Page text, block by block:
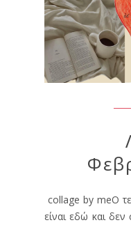
collage by meΟ
είναι εδώ και